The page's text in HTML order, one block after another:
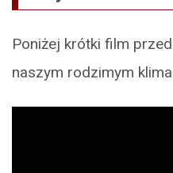
Poniżej krótki film
naszym rodzimym